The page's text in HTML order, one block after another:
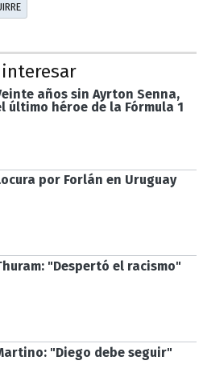
años sin Ayrton Senna,
último héroe de la Fórmula 1
por Forlán en Uruguay
"Despertó el racismo"
"Diego debe seguir"